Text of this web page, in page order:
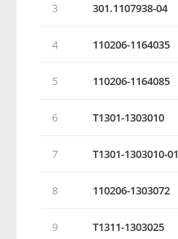
3 301.1107938-04
4 110206-1164035
5 110206-1164085
6 T1301-1303010
7 T1301-1303010-01
8 110206-1303072
9 T1311-1303025